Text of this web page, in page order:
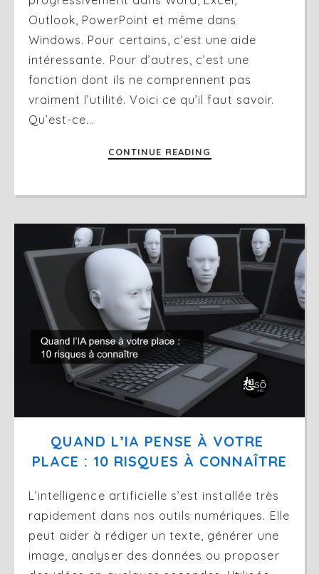
Outlook, PowerPoint et même dans
Windows. Pour certains, c’est une aide
intéressante. Pour d’autres, c’est une
fonction dont ils ne comprennent pas
vraiment l’utilité. Voici ce qu’il faut savoir.
Qu’est-ce...
CONTINUE READING
QUAND L’IA PENSE À VOTRE
PLACE : 10 RISQUES À CONNAÎTRE
L’intelligence artificielle s’est installée très
rapidement dans nos outils numériques. Elle
peut aider à rédiger un texte, générer une
image, analyser des données ou proposer